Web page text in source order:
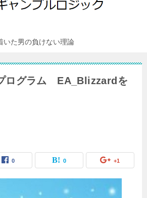
いた男の負けない理論
ログラム EA_Blizzardを
0 0 +1